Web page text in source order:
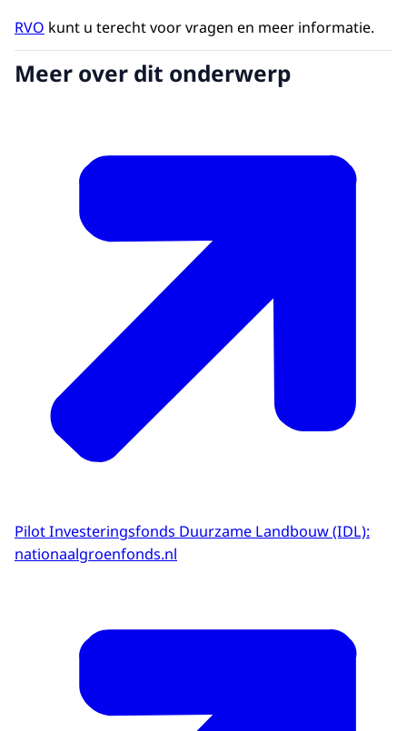
RVO kunt u terecht voor vragen en meer informatie.
Meer over dit onderwerp
Pilot Investeringsfonds Duurzame Landbouw (IDL):
nationaalgroenfonds.nl